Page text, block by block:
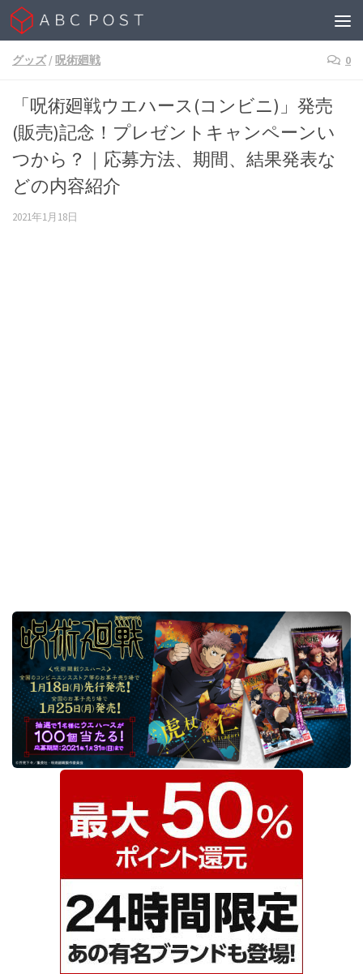
Skip to content
グッズ /呪術廻戦 0
「呪術廻戦ウエハース(コンビニ)」発売
(販売)記念！プレゼントキャンペーンい
つから？｜応募方法、期間、結果発表な
どの内容紹介
2021年1月18日